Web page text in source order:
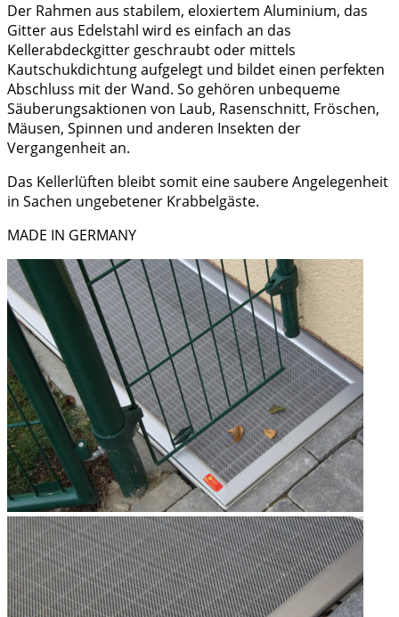
Der Rahmen aus stabilem, eloxiertem Aluminium, das
Gitter aus Edelstahl wird es einfach an das
Kellerabdeckgitter geschraubt oder mittels
Kautschukdichtung aufgelegt und bildet einen perfekten
Abschluss mit der Wand. So gehören unbequeme
Säuberungsaktionen von Laub, Rasenschnitt, Fröschen,
Mäusen, Spinnen und anderen Insekten der
Vergangenheit an.
Das Kellerlüften bleibt somit eine saubere Angelegenheit
in Sachen ungebetener Krabbelgäste.
MADE IN GERMANY